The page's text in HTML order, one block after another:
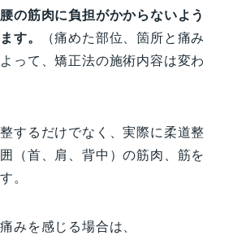
の筋肉に負担がかからないよう
す。
（痛めた部位、箇所と痛み
って、矯正法の施術内容は変わ
するだけでなく、実際に柔道整
（首、肩、背中）の筋肉、筋を
。
みを感じる場合は、